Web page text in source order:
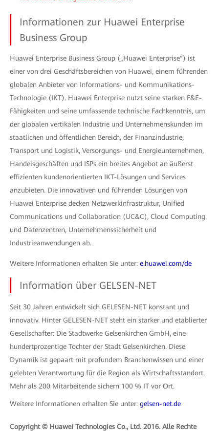
Informationen zur Huawei Enterprise
Business Group
Huawei Enterprise Business Group („Huawei Enterprise“) ist
einer von drei Geschäftsbereichen von Huawei, einem führenden
globalen Anbieter von Informations- und Kommunikations-
Technologie (IKT). Huawei Enterprise nutzt seine starken F&E-
Fähigkeiten und seine umfassende technische Fachkenntnis, um
der globalen vertikalen Industrie und Unternehmenskunden im
staatlichen und öffentlichen Bereich, der Finanzindustrie,
Transport und Logistik, Versorgungs- und Energieunternehmen,
Handelsgeschäften und ISPs ein breites Angebot an äußerst
effizienten kundenorientierten IKT-Lösungen und Services
anzubieten. Die innovativen und führenden Lösungen von
Huawei Enterprise decken Netzwerkinfrastruktur, Unified
Communications und Collaboration (UC&C), Cloud Computing
und Datenzentren, Unternehmenssicherheit und
Industrieanwendungen ab.
Weitere Informationen erhalten Sie unter: e.huawei.com/de
Information über GELSEN-NET
Seit 30 Jahren entwickelt sich GELESEN-NET konstant und
innovativ. Hinter GELESEN-NET steht ein starker und etablierter
Gesellschafter: Die Stadtwerke Gelsenkirchen GmbH, eine
hundertprozentige Tochter der Stadt Gelsenkirchen. Diese
Dynamik ist gepaart mit profundem Branchenwissen und einer
gelebten Verantwortung für die Region als Wirtschaftsstandort.
Mehr als 200 Mitarbeitende sichern 100 % IT vor Ort.
Weitere Informationen erhalten Sie unter: gelsen-net.de
Copyright © Huawei Technologies Co., Ltd. 2016. Alle Rechte